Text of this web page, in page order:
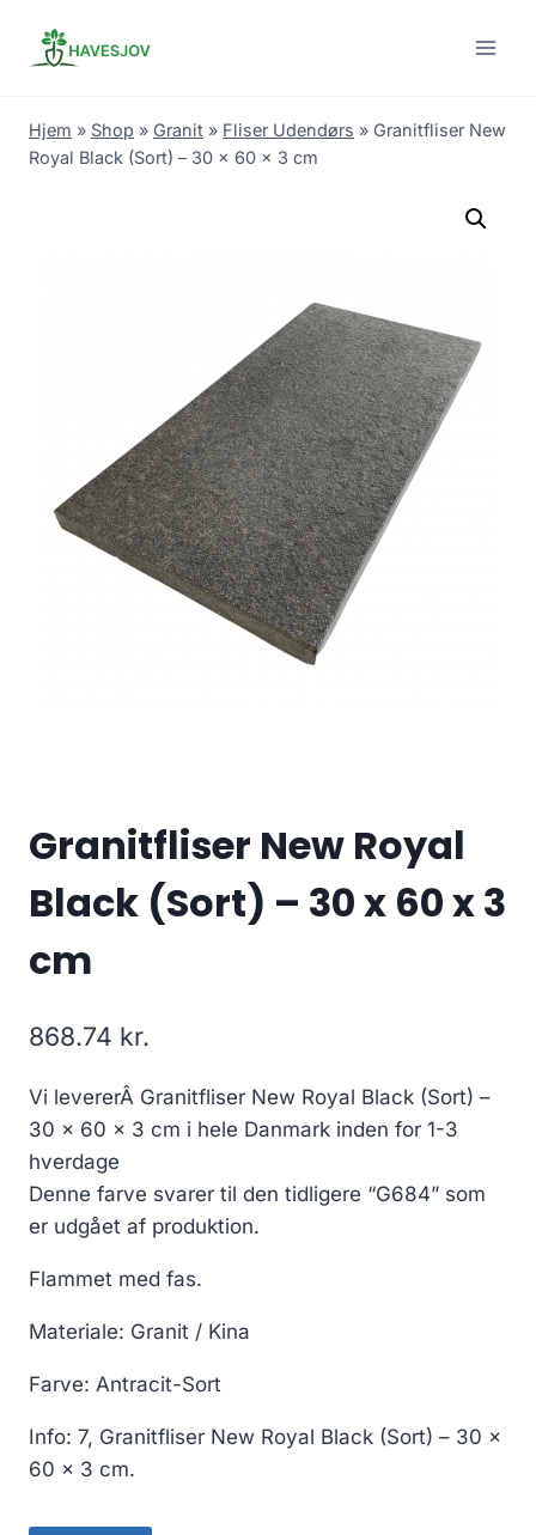
Hjem » Shop » Granit » Fliser Udendørs » Granitfliser New
Royal Black (Sort) – 30 x 60 x 3 cm
Granitfliser New Royal
Black (Sort) – 30 x 60 x 3
cm
868.74 kr.
Vi levererÂ Granitfliser New Royal Black (Sort) –
30 x 60 x 3 cm i hele Danmark inden for 1-3
hverdage
Denne farve svarer til den tidligere “G684” som
er udgået af produktion.
Flammet med fas.
Materiale: Granit / Kina
Farve: Antracit-Sort
Info: 7, Granitfliser New Royal Black (Sort) – 30 x
60 x 3 cm.